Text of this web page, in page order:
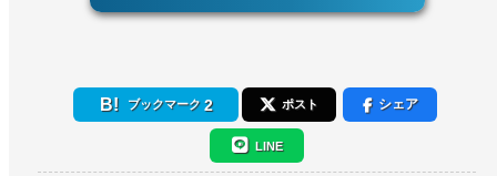
ブックマーク 2 ポスト シェア
LINE